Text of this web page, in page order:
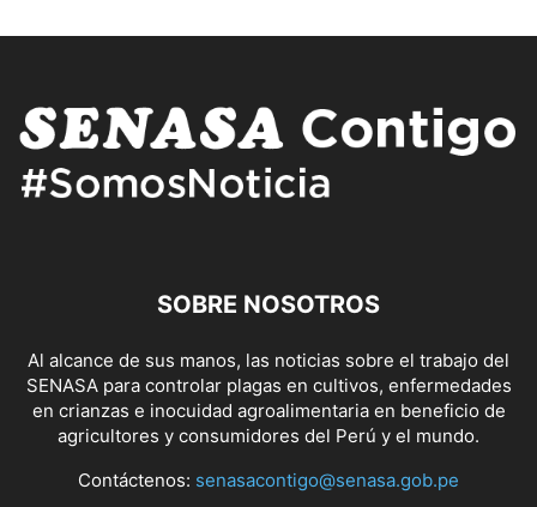
SOBRE NOSOTROS
Al alcance de sus manos, las noticias sobre el trabajo del
SENASA para controlar plagas en cultivos, enfermedades
en crianzas e inocuidad agroalimentaria en beneficio de
agricultores y consumidores del Perú y el mundo.
Contáctenos: senasacontigo@senasa.gob.pe